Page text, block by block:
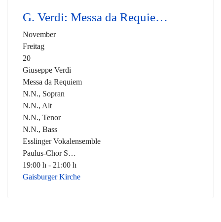
G. Verdi: Messa da Requie…
November
Freitag
20
Giuseppe Verdi
Messa da Requiem
N.N., Sopran
N.N., Alt
N.N., Tenor
N.N., Bass
Esslinger Vokalensemble
Paulus-Chor S…
19:00 h - 21:00 h
Gaisburger Kirche